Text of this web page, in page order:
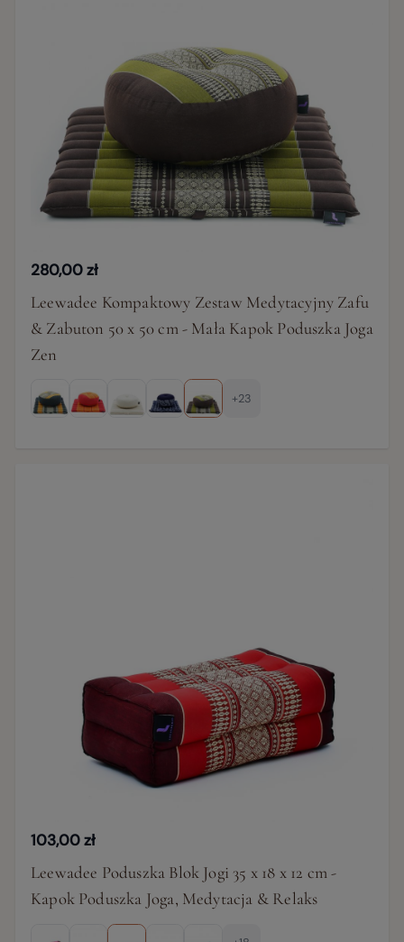
280,00 zł
Leewadee Kompaktowy Zestaw Medytacyjny Zafu
& Zabuton 50 x 50 cm - Mała Kapok Poduszka Joga
Zen
+23
103,00 zł
Leewadee Poduszka Blok Jogi 35 x 18 x 12 cm -
Kapok Poduszka Joga, Medytacja & Relaks